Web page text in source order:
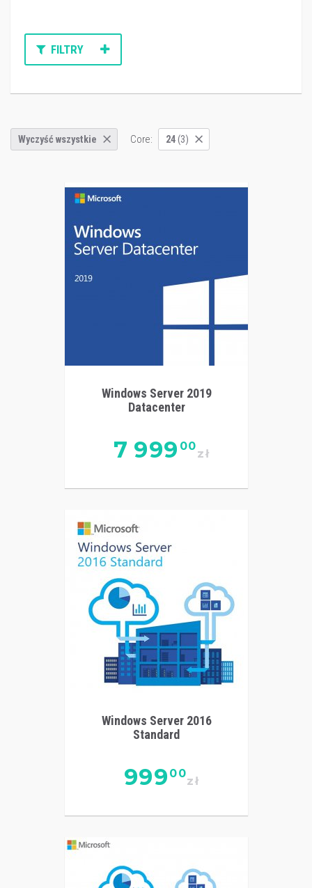
FILTRY
Wyczyść wszystkie Core: 24(3)
Windows Server 2019
Datacenter
7 999 00
zł
Windows Server 2016
Standard
999 00
zł